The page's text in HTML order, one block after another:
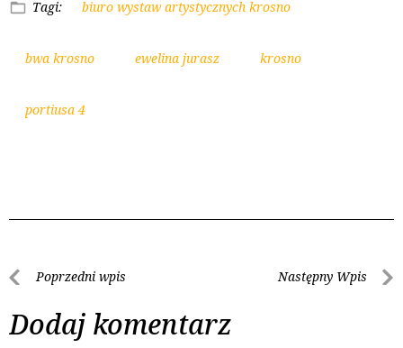
Tagi: biuro wystaw artystycznych krosno
bwa krosno ewelina jurasz krosno
portiusa 4
Poprzedni wpis Następny Wpis
Dodaj komentarz